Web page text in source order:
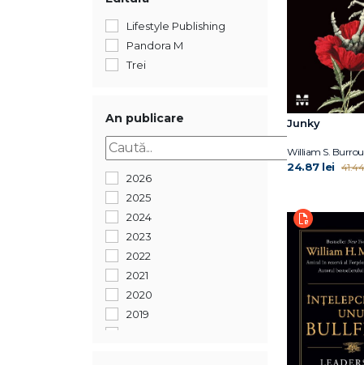
Lifestyle Publishing
Pandora M
Trei
An publicare
2026
2025
2024
2023
2022
2021
2020
2019
Junky
William S.
24.87 lei